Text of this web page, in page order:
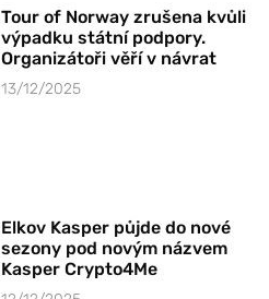
Tour of Norway zrušena kvůli
výpadku státní podpory.
Organizátoři věří v návrat
13/12/2025
Elkov Kasper půjde do nové
sezony pod novým názvem
Kasper Crypto4Me